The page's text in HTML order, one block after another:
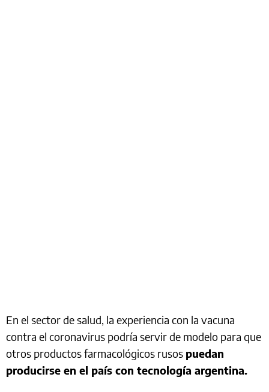
En el sector de salud, la experiencia con la vacuna
contra el coronavirus podría servir de modelo para que
otros productos farmacológicos rusos puedan
producirse en el país con tecnología argentina.